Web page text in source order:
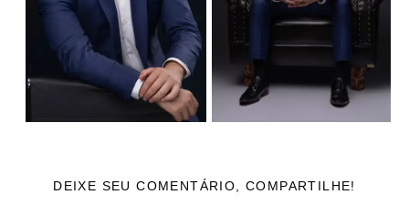
DEIXE SEU COMENTÁRIO, COMPARTILHE!